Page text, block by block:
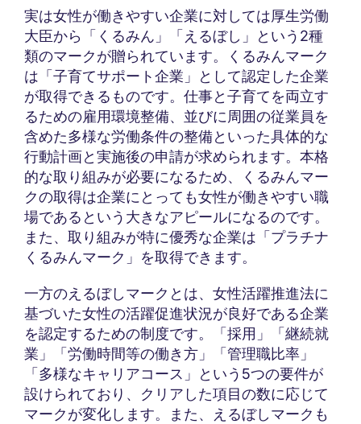
実は女性が働きやすい企業に対しては厚生労働
大臣から「くるみん」「えるぼし」という2種
類のマークが贈られています。くるみんマーク
は「子育てサポート企業」として認定した企業
が取得できるものです。仕事と子育てを両立す
るための雇用環境整備、並びに周囲の従業員を
含めた多様な労働条件の整備といった具体的な
行動計画と実施後の申請が求められます。本格
的な取り組みが必要になるため、くるみんマー
クの取得は企業にとっても女性が働きやすい職
場であるという大きなアピールになるのです。
また、取り組みが特に優秀な企業は「プラチナ
くるみんマーク」を取得できます。
一方のえるぼしマークとは、女性活躍推進法に
基づいた女性の活躍促進状況が良好である企業
を認定するための制度です。「採用」「継続就
業」「労働時間等の働き方」「管理職比率」
「多様なキャリアコース」という5つの要件が
設けられており、クリアした項目の数に応じて
マークが変化します。また、えるぼしマークも